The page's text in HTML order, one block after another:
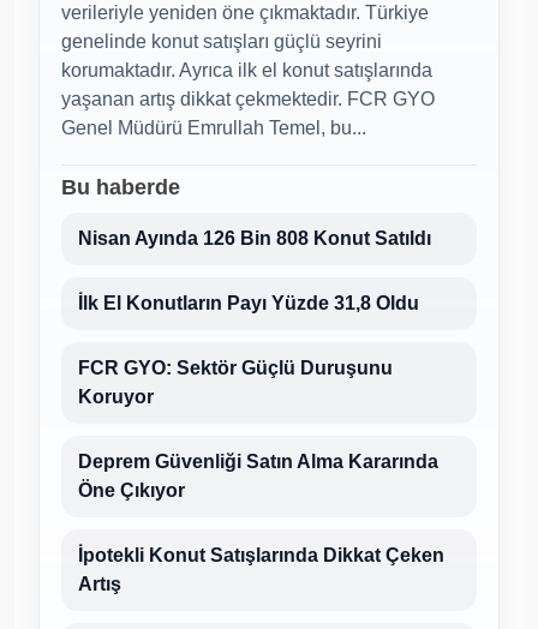
verileriyle yeniden öne çıkmaktadır. Türkiye
genelinde konut satışları güçlü seyrini
korumaktadır. Ayrıca ilk el konut satışlarında
yaşanan artış dikkat çekmektedir. FCR GYO
Genel Müdürü Emrullah Temel, bu...
Bu haberde
Nisan Ayında 126 Bin 808 Konut Satıldı
İlk El Konutların Payı Yüzde 31,8 Oldu
FCR GYO: Sektör Güçlü Duruşunu
Koruyor
Deprem Güvenliği Satın Alma Kararında
Öne Çıkıyor
İpotekli Konut Satışlarında Dikkat Çeken
Artış